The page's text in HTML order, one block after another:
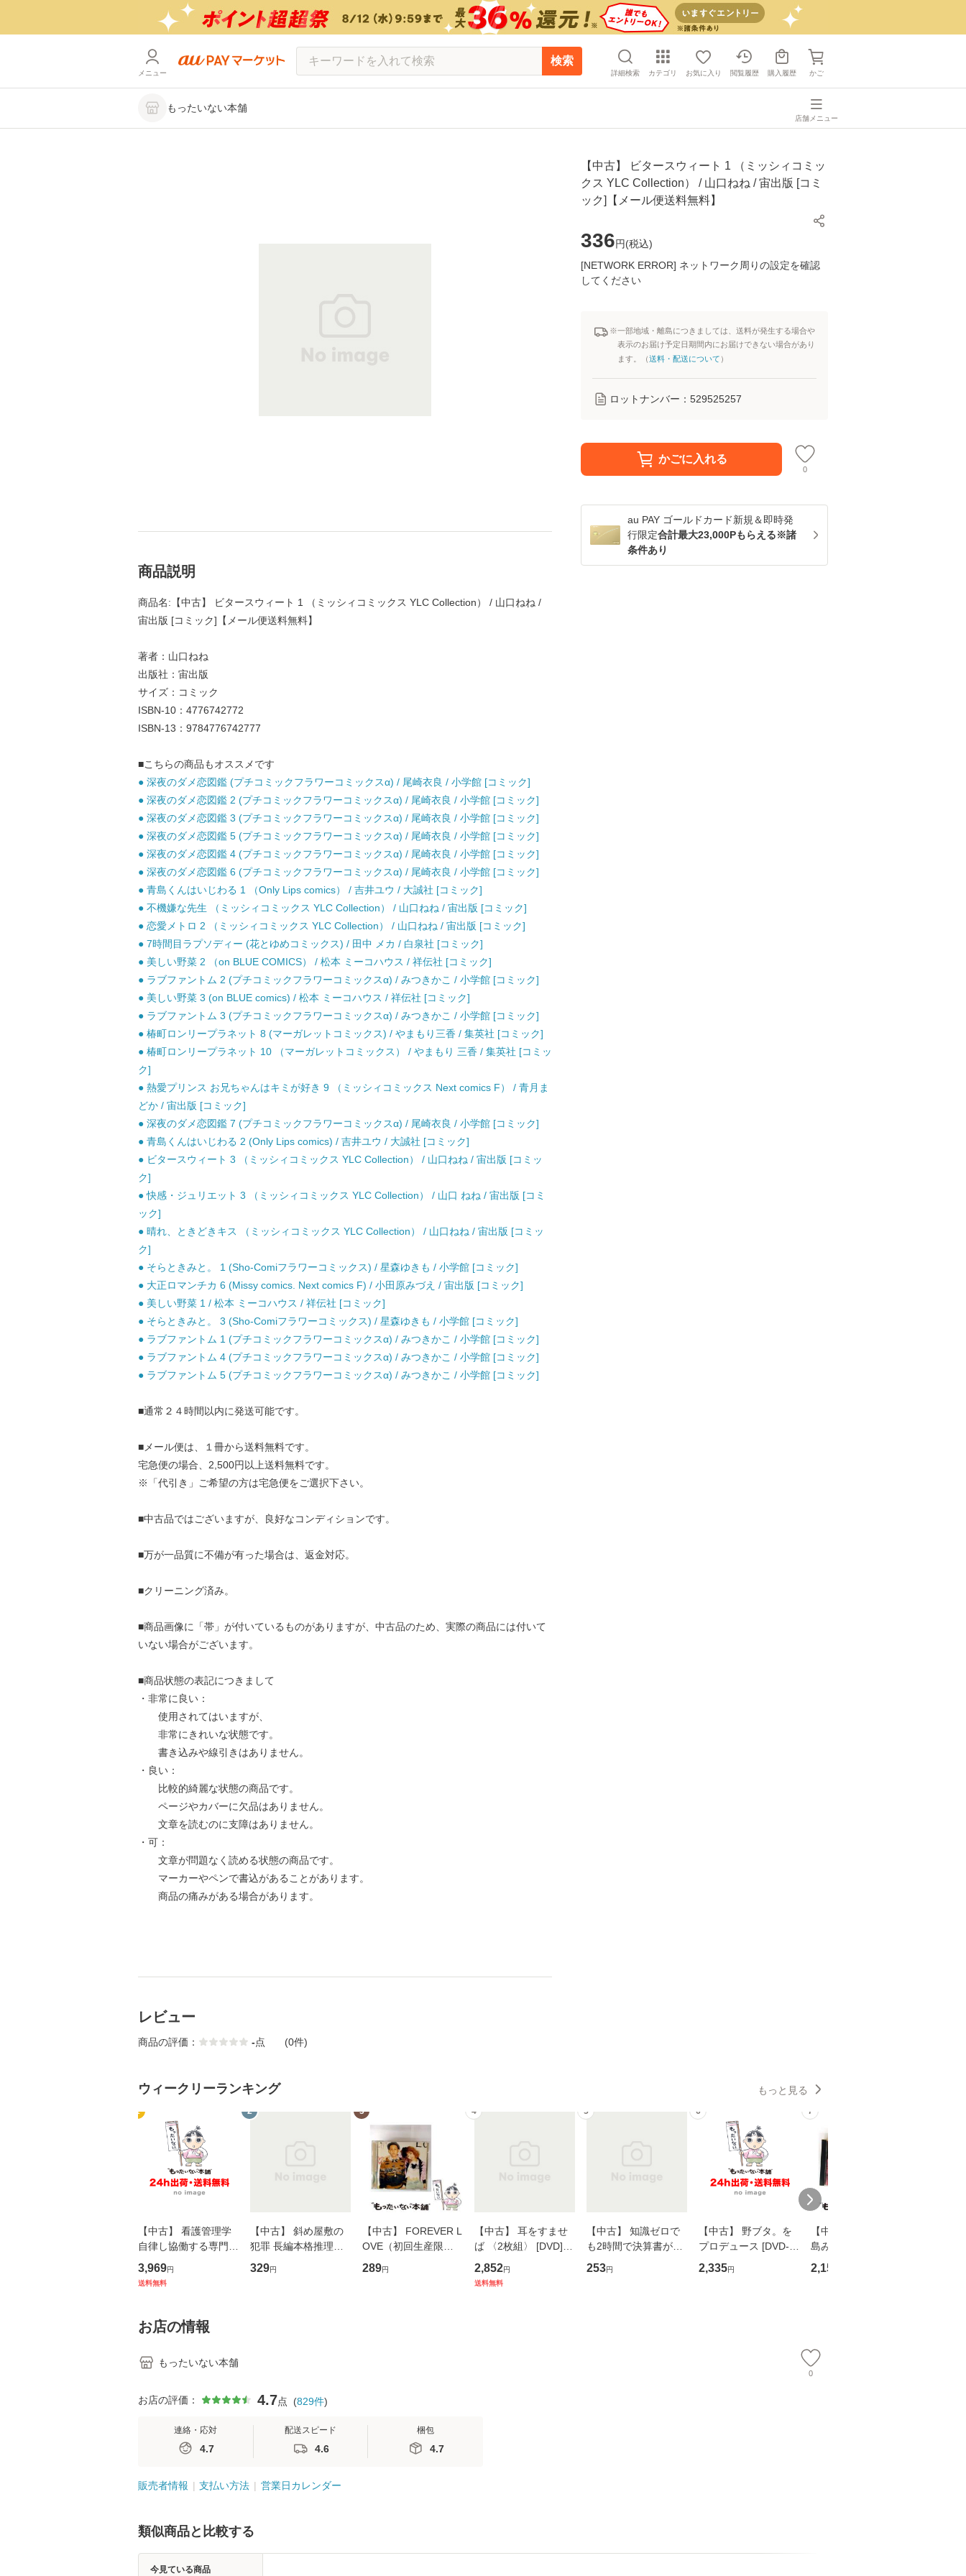
メニュー
検索
詳細検索 カテゴリ お気に入り 閲覧履歴 購入履歴 かご
もったいない本舗
店舗メニュー
【中古】 ビタースウィート 1 （ミッシィコミッ
クス YLC Collection） / 山口ねね / 宙出版 [コミ
ック]【メール便送料無料】
336円(税込)
[NETWORK ERROR] ネットワーク周りの設定を確認
してください
※一部地域・離島につきましては、送料が発生する場合や
表示のお届け予定日期間内にお届けできない場合があり
ます。（送料・配送について ）
ロットナンバー： 529525257
かごに入れる
0
au PAY ゴールドカード新規＆即時発
行限定合計最大23,000Pもらえる※諸
条件あり
商品説明
商品名:【中古】 ビタースウィート 1 （ミッシィコミックス YLC Collection） / 山口ねね /
宙出版 [コミック]【メール便送料無料】
著者：山口ねね
出版社：宙出版
サイズ：コミック
ISBN-10：4776742772
ISBN-13：9784776742777
■こちらの商品もオススメです
● 深夜のダメ恋図鑑 (プチコミックフラワーコミックスα) / 尾崎衣良 / 小学館 [コミック]
● 深夜のダメ恋図鑑 2 (プチコミックフラワーコミックスα) / 尾崎衣良 / 小学館 [コミック]
● 深夜のダメ恋図鑑 3 (プチコミックフラワーコミックスα) / 尾崎衣良 / 小学館 [コミック]
● 深夜のダメ恋図鑑 5 (プチコミックフラワーコミックスα) / 尾崎衣良 / 小学館 [コミック]
● 深夜のダメ恋図鑑 4 (プチコミックフラワーコミックスα) / 尾崎衣良 / 小学館 [コミック]
● 深夜のダメ恋図鑑 6 (プチコミックフラワーコミックスα) / 尾崎衣良 / 小学館 [コミック]
● 青島くんはいじわる 1 （Only Lips comics） / 吉井ユウ / 大誠社 [コミック]
● 不機嫌な先生 （ミッシィコミックス YLC Collection） / 山口ねね / 宙出版 [コミック]
● 恋愛メトロ 2 （ミッシィコミックス YLC Collection） / 山口ねね / 宙出版 [コミック]
● 7時間目ラプソディー (花とゆめコミックス) / 田中 メカ / 白泉社 [コミック]
● 美しい野菜 2 （on BLUE COMICS） / 松本 ミーコハウス / 祥伝社 [コミック]
● ラブファントム 2 (プチコミックフラワーコミックスα) / みつきかこ / 小学館 [コミック]
● 美しい野菜 3 (on BLUE comics) / 松本 ミーコハウス / 祥伝社 [コミック]
● ラブファントム 3 (プチコミックフラワーコミックスα) / みつきかこ / 小学館 [コミック]
● 椿町ロンリープラネット 8 (マーガレットコミックス) / やまもり三香 / 集英社 [コミック]
● 椿町ロンリープラネット 10 （マーガレットコミックス） / やまもり 三香 / 集英社 [コミッ
ク]
● 熱愛プリンス お兄ちゃんはキミが好き 9 （ミッシィコミックス Next comics F） / 青月ま
どか / 宙出版 [コミック]
● 深夜のダメ恋図鑑 7 (プチコミックフラワーコミックスα) / 尾崎衣良 / 小学館 [コミック]
● 青島くんはいじわる 2 (Only Lips comics) / 吉井ユウ / 大誠社 [コミック]
● ビタースウィート 3 （ミッシィコミックス YLC Collection） / 山口ねね / 宙出版 [コミッ
ク]
● 快感・ジュリエット 3 （ミッシィコミックス YLC Collection） / 山口 ねね / 宙出版 [コミ
ック]
● 晴れ、ときどきキス （ミッシィコミックス YLC Collection） / 山口ねね / 宙出版 [コミッ
ク]
● そらときみと。 1 (Sho-Comiフラワーコミックス) / 星森ゆきも / 小学館 [コミック]
● 大正ロマンチカ 6 (Missy comics. Next comics F) / 小田原みづえ / 宙出版 [コミック]
● 美しい野菜 1 / 松本 ミーコハウス / 祥伝社 [コミック]
● そらときみと。 3 (Sho-Comiフラワーコミックス) / 星森ゆきも / 小学館 [コミック]
● ラブファントム 1 (プチコミックフラワーコミックスα) / みつきかこ / 小学館 [コミック]
● ラブファントム 4 (プチコミックフラワーコミックスα) / みつきかこ / 小学館 [コミック]
● ラブファントム 5 (プチコミックフラワーコミックスα) / みつきかこ / 小学館 [コミック]
■通常２４時間以内に発送可能です。
■メール便は、１冊から送料無料です。
宅急便の場合、2,500円以上送料無料です。
※「代引き」ご希望の方は宅急便をご選択下さい。
■中古品ではございますが、良好なコンディションです。
■万が一品質に不備が有った場合は、返金対応。
■クリーニング済み。
■商品画像に「帯」が付いているものがありますが、中古品のため、実際の商品には付いて
いない場合がございます。
■商品状態の表記につきまして
・非常に良い：
使用されてはいますが、
非常にきれいな状態です。
書き込みや線引きはありません。
・良い：
比較的綺麗な状態の商品です。
ページやカバーに欠品はありません。
文章を読むのに支障はありません。
・可：
文章が問題なく読める状態の商品です。
マーカーやペンで書込があることがあります。
商品の痛みがある場合があります。
レビュー
商品の評価： -点 (0件)
ウィークリーランキング もっと見る
1
【中古】 看護管理学
自律し協働する専門職
の看護マネジメントス
キル 改訂第3版 (看護
堂 [単行
3,969円
送料無料
2
【中古】 斜め屋敷の
犯罪 長編本格推理小
説 (光文社文庫) / 島田
荘司 / 光文社 [文庫]
329円
3
【中古】 FOREVER L
OVE（初回生産限定
盤） / 清水翔太×加藤
ミリヤ / [CD]【メール
289円
4
【中古】 耳をすませ
ば 〈2枚組〉 [DVD] /
ブエナ・ビスタ・ホー
ム・エンターテイメン
2,852円
送料無料
5
【中古】 知識ゼロで
も2時間で決算書が読
めるようになる！ 会
計超入門！ / 佐伯 良
253円
6
【中古】 野ブタ。を
プロデュース [DVD-B
OX] / バップ [DVD]
【メール便送料無料】
2,335円
7
【中古】 寒水魚 / 中
島みゆき / [CD]【メー
ル便送料無料】
2,150
お店の情報
もったいない本舗
0
お店の評価： 4.7点 (829件)
連絡・応対
4.7
配送スピード
4.6
梱包
4.7
販売者情報 支払い方法 営業日カレンダー
類似商品と比較する
今見ている商品